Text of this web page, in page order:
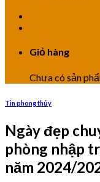
Giỏ hàng
Chưa có sản
Tin phong thủy
Ngày đẹp
phòng nhập
năm 2024/